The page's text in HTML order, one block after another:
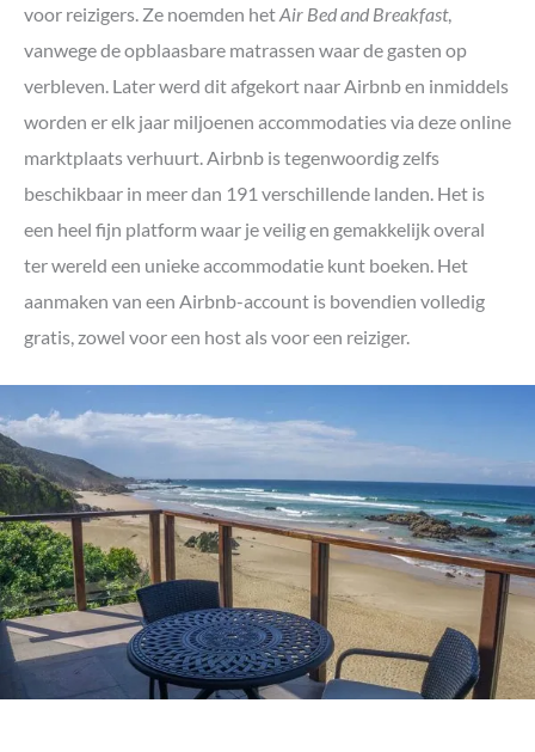
voor reizigers. Ze noemden hetAir Bed and Breakfast,
vanwege de opblaasbare matrassen waar de gasten op
verbleven. Later werd dit afgekort naar Airbnb en inmiddels
worden er elk jaar miljoenen accommodaties via deze online
marktplaats verhuurt. Airbnb is tegenwoordig zelfs
beschikbaar in meer dan 191 verschillende landen. Het is
een heel fijn platform waar je veilig en gemakkelijk overal
ter wereld een unieke accommodatie kunt boeken. Het
aanmaken van een Airbnb-account is bovendien volledig
gratis, zowel voor een host als voor een reiziger.